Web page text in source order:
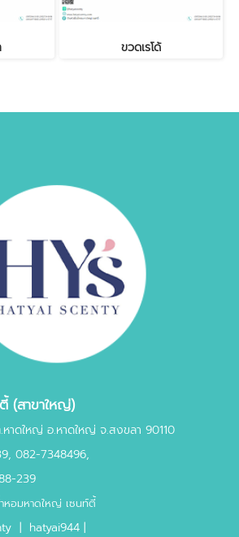
ขวดเรโด้
(สาขาใหญ่)
ดใหญ่ อ.หาดใหญ่ จ.สงขลา 90110
, 082-7348496,
239
หอมหาดใหญ่ เซนท์ตี้
| hatyai944 |